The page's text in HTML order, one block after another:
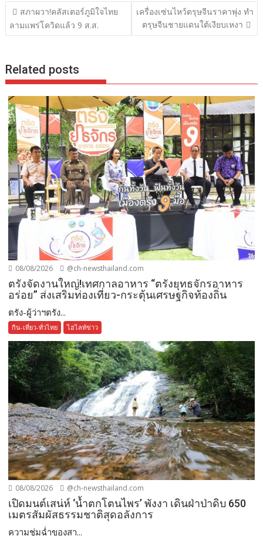
แนะแนว
เรื่อง
สภาผวา!คลัสเตอร์ภูมิใจไทย
ลามแพร่โควิดแล้ว 9 ส.ส.
เครื่องเซ่นไหว้ตรุษจีนราคาพุ่ง ทำ
ตรุษจีนชายแดนใต้เงียบเหงา
Related posts
08/08/2026 @ch-newsthailand.com
ตรังจัดงานใหญ่!เทศกาลอาหาร “ตรังยุทธจักรอาหาร
อร่อย” ส่งเสริมท่องเที่ยว-กระตุ้นเศรษฐกิจท้องถิ่น
ตรัง-ผู้ว่าฯตรัง...
กิน-เที่ยว-ทั่วไทย ไฮไลท์ข่าว
08/08/2026 @ch-newsthailand.com
เปิดมนต์เสน่ห์ ‘น้ำตกโตนไพร’ พังงา เดินฝ่าป่าดิบ 650
เมตรสัมผัสธรรมชาติสุดอลังการ
ความชุ่มฉ่ำของสา...